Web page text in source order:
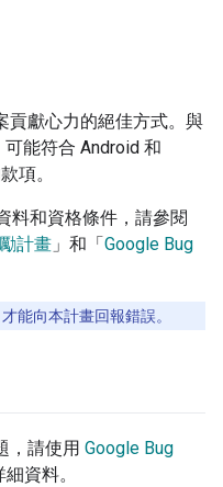
貢獻心力的絕佳方式。與
能符合 Android 和
項。
料和資格條件，請參閱
計畫 」和「Google Bug
能向本計畫回報錯誤。
，請使用 Google Bug
資料。